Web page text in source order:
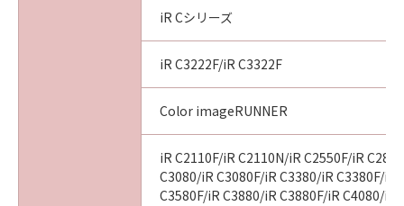
iR Cシリーズ
iR C3222F/iR C3322F
Color imageRUNNER
iR C2110F/iR C2110N/iR C2550F/iR
C3080/iR C3080F/iR C3380/iR C3380F/iR
C3580F/iR C3880/iR C3880F/iR C4080/iR